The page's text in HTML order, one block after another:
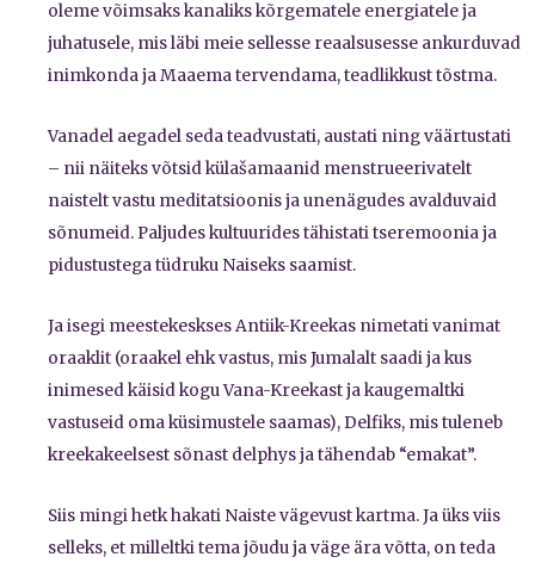
oleme võimsaks kanaliks kõrgematele energiatele ja
juhatusele, mis läbi meie sellesse reaalsusesse ankurduvad
inimkonda ja Maaema tervendama, teadlikkust tõstma.
Vanadel aegadel seda teadvustati, austati ning väärtustati
– nii näiteks võtsid külašamaanid menstrueerivatelt
naistelt vastu meditatsioonis ja unenägudes avalduvaid
sõnumeid. Paljudes kultuurides tähistati tseremoonia ja
pidustustega tüdruku Naiseks saamist.
Ja isegi meestekeskses Antiik-Kreekas nimetati vanimat
oraaklit (oraakel ehk vastus, mis Jumalalt saadi ja kus
inimesed käisid kogu Vana-Kreekast ja kaugemaltki
vastuseid oma küsimustele saamas), Delfiks, mis tuleneb
kreekakeelsest sõnast delphys ja tähendab “emakat”.
Siis mingi hetk hakati Naiste vägevust kartma. Ja üks viis
selleks, et milleltki tema jõudu ja väge ära võtta, on teda